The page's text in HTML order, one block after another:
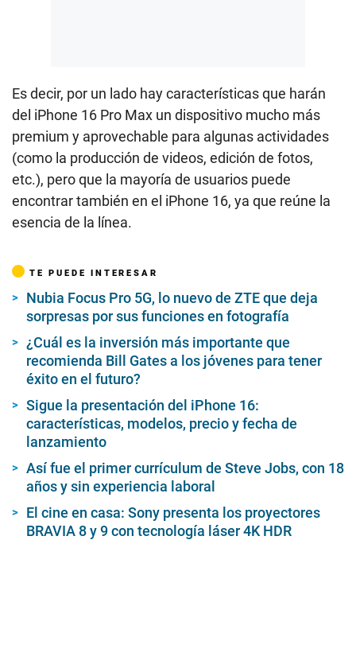
Es decir, por un lado hay características que harán
del iPhone 16 Pro Max un dispositivo mucho más
premium y aprovechable para algunas actividades
(como la producción de videos, edición de fotos,
etc.), pero que la mayoría de usuarios puede
encontrar también en el iPhone 16, ya que reúne la
esencia de la línea.
TE PUEDE INTERESAR
Nubia Focus Pro 5G, lo nuevo de ZTE que deja
sorpresas por sus funciones en fotografía
¿Cuál es la inversión más importante que
recomienda Bill Gates a los jóvenes para tener
éxito en el futuro?
Sigue la presentación del iPhone 16:
características, modelos, precio y fecha de
lanzamiento
Así fue el primer currículum de Steve Jobs, con 18
años y sin experiencia laboral
El cine en casa: Sony presenta los proyectores
BRAVIA 8 y 9 con tecnología láser 4K HDR